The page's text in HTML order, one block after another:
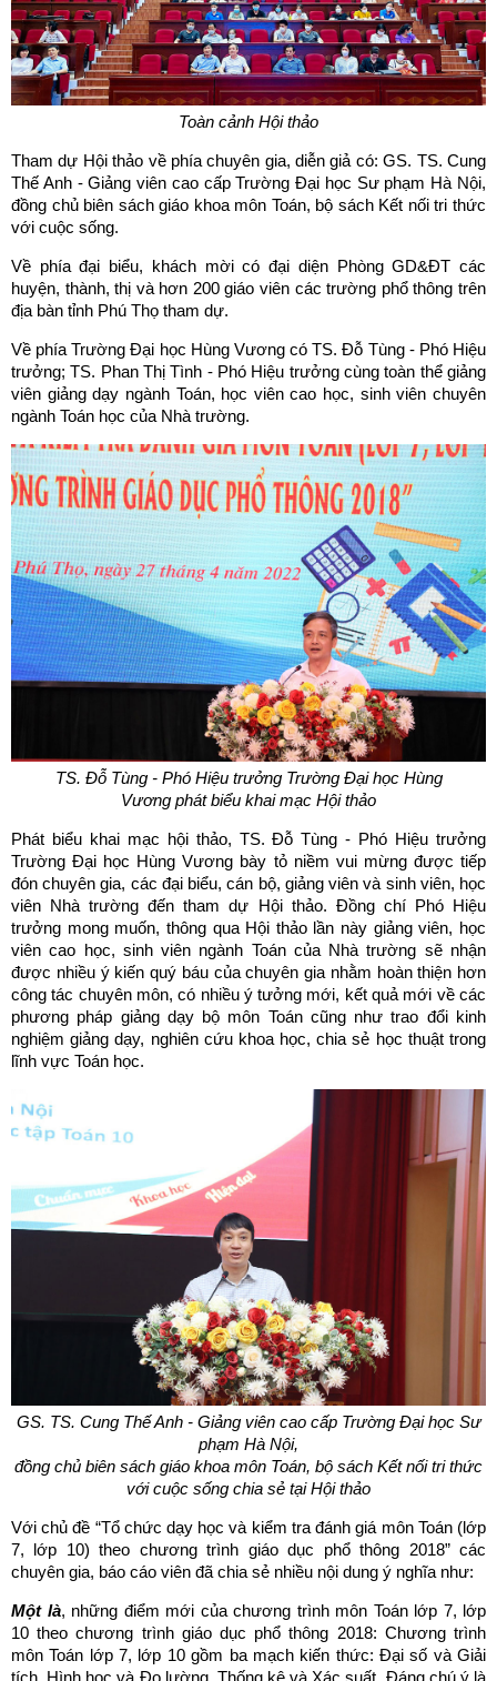
Toàn cảnh Hội thảo
Tham dự Hội thảo về phía chuyên gia, diễn giả có: GS. TS. Cung
Thế Anh - Giảng viên cao cấp Trường Đại học Sư phạm Hà Nội,
đồng chủ biên sách giáo khoa môn Toán, bộ sách Kết nối tri thức
với cuộc sống.
Về phía đại biểu, khách mời có đại diện Phòng GD&ĐT các
huyện, thành, thị và hơn 200 giáo viên các trường phổ thông trên
địa bàn tỉnh Phú Thọ tham dự.
Về phía Trường Đại học Hùng Vương có TS. Đỗ Tùng - Phó Hiệu
trưởng; TS. Phan Thị Tình - Phó Hiệu trưởng cùng toàn thể giảng
viên giảng dạy ngành Toán, học viên cao học, sinh viên chuyên
ngành Toán học của Nhà trường.
TS. Đỗ Tùng - Phó Hiệu trưởng Trường Đại học Hùng
Vương phát biểu khai mạc Hội thảo
Phát biểu khai mạc hội thảo, TS. Đỗ Tùng - Phó Hiệu trưởng
Trường Đại học Hùng Vương bày tỏ niềm vui mừng được tiếp
đón chuyên gia, các đại biểu, cán bộ, giảng viên và sinh viên, học
viên Nhà trường đến tham dự Hội thảo. Đồng chí Phó Hiệu
trưởng mong muốn, thông qua Hội thảo lần này giảng viên, học
viên cao học, sinh viên ngành Toán của Nhà trường sẽ nhận
được nhiều ý kiến quý báu của chuyên gia nhằm hoàn thiện hơn
công tác chuyên môn, có nhiều ý tưởng mới, kết quả mới về các
phương pháp giảng dạy bộ môn Toán cũng như trao đổi kinh
nghiệm giảng dạy, nghiên cứu khoa học, chia sẻ học thuật trong
lĩnh vực Toán học.
GS. TS. Cung Thế Anh - Giảng viên cao cấp Trường Đại học Sư
phạm Hà Nội,
đồng chủ biên sách giáo khoa môn Toán, bộ sách Kết nối tri thức
với cuộc sống chia sẻ tại Hội thảo
Với chủ đề “Tổ chức dạy học và kiểm tra đánh giá môn Toán (lớp
7, lớp 10) theo chương trình giáo dục phổ thông 2018” các
chuyên gia, báo cáo viên đã chia sẻ nhiều nội dung ý nghĩa như:
Một là, những điểm mới của chương trình môn Toán lớp 7, lớp
10 theo chương trình giáo dục phổ thông 2018: Chương trình
môn Toán lớp 7, lớp 10 gồm ba mạch kiến thức: Đại số và Giải
tích, Hình học và Đo lường, Thống kê và Xác suất. Đáng chú ý là